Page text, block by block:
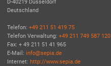
D-40219 Düsseldorf
Deutschland
Telefon: +49 211 51 419 75
Telefon Verwaltung: +49 211 749 587 120
Fax: + 49 211 51 41 965
E-Mail: info@sepia.de
Internet: http://www.sepia.de